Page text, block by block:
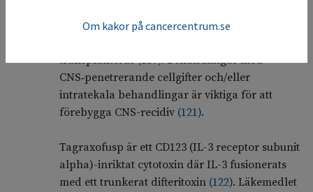
protokoll(119 ). De flesta patienter responderar
transplanteras(119). Behandlingar med
CNS‑penetrerande cellgifter och/eller
intratekala behandlingar är viktiga för att
förebygga CNS-recidiv (121).
Tagraxofusp är ett CD123 (IL-3 receptor subunit
alpha)-inriktat cytotoxin där IL-3 fusionerats
med ett trunkerat difteritoxin (122). Läkemedlet
Om kakor på cancercentrum.se